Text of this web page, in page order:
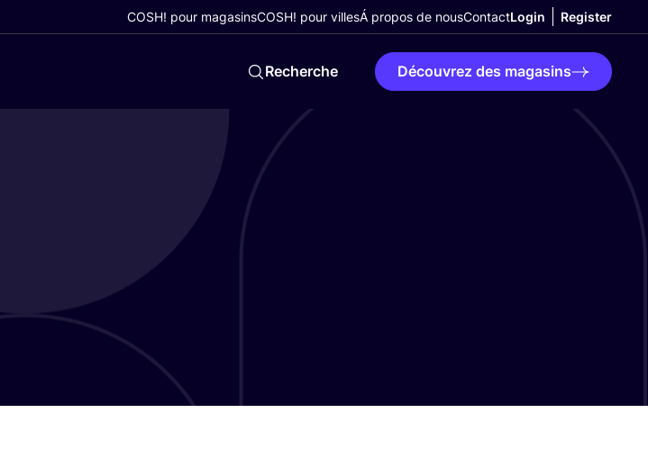
COSH! pour magasinsCOSH! pour villesÁ propos de nousContactLogin Register
Recherche Découvrez des magasins